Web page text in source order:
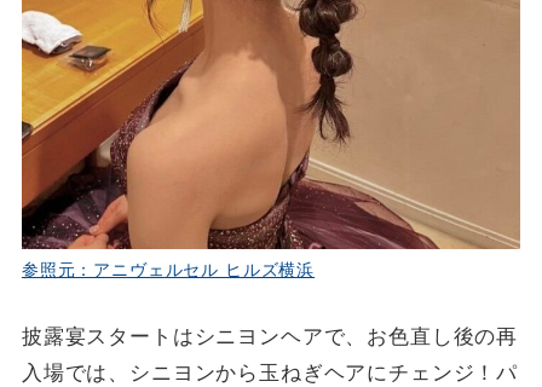
参照元：アニヴェルセル ヒルズ横浜
披露宴スタートはシニヨンヘアで、お色直し後の再
入場では、シニヨンから玉ねぎヘアにチェンジ！パ